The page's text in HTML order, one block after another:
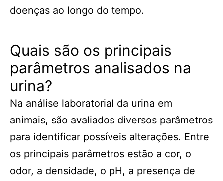
doenças ao longo do tempo.
Quais são os principais
parâmetros analisados na
urina?
Na análise laboratorial da urina em
animais, são avaliados diversos parâmetros
para identificar possíveis alterações. Entre
os principais parâmetros estão a cor, o
odor, a densidade, o pH, a presença de